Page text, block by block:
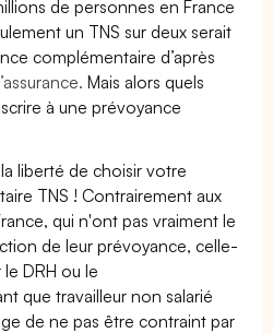
de personnes en France
un TNS sur deux serait
complémentaire d’après
Mais alors quels
à une prévoyance
liberté de choisir votre
TNS ! Contrairement aux
qui n'ont pas vraiment le
de leur prévoyance, celle-
DRH ou le
que travailleur non salarié
de ne pas être contraint par